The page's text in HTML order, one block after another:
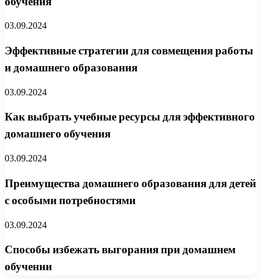
03.09.2024
Эффективные стратегии для совмещения работы
и домашнего образования
03.09.2024
Как выбрать учебные ресурсы для эффективного
домашнего обучения
03.09.2024
Преимущества домашнего образования для детей
с особыми потребностями
03.09.2024
Способы избежать выгорания при домашнем
обучении